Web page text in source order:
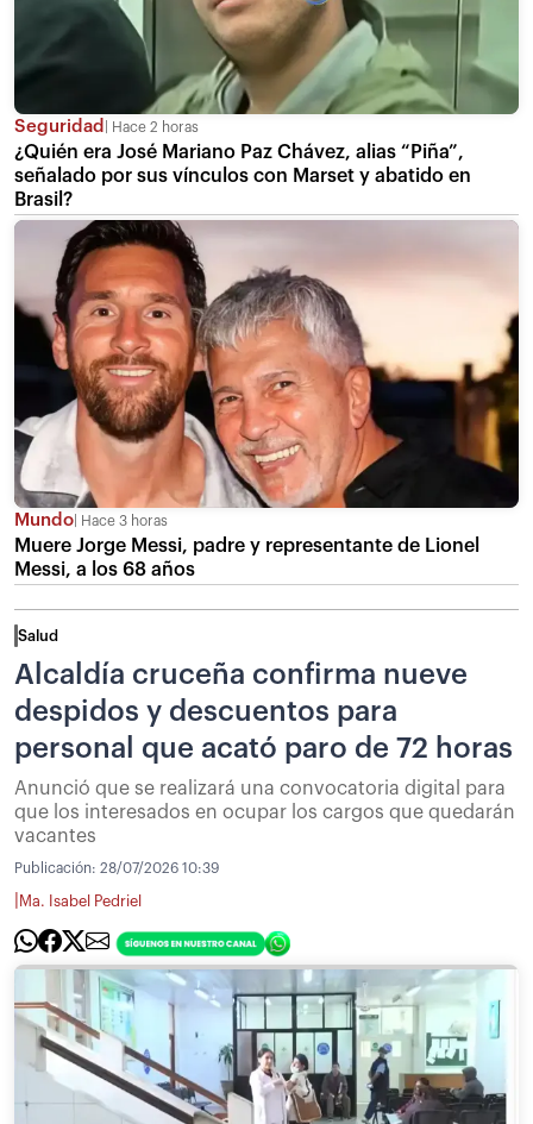
Seguridad Hace 2 horas
¿Quién era José Mariano Paz Chávez, alias “Piña”,
señalado por sus vínculos con Marset y abatido en
Brasil?
Mundo Hace 3 horas
Muere Jorge Messi, padre y representante de Lionel
Messi, a los 68 años
Salud
Alcaldía cruceña confirma nueve
despidos y descuentos para
personal que acató paro de 72 horas
Anunció que se realizará una convocatoria digital para
que los interesados en ocupar los cargos que quedarán
vacantes
Publicación: 28/07/2026 10:39
Ma. Isabel Pedriel